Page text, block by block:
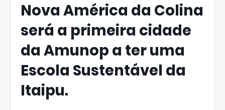
Nova América da Colina
será a primeira cidade
da Amunop a ter uma
Escola Sustentável da
Itaipu.